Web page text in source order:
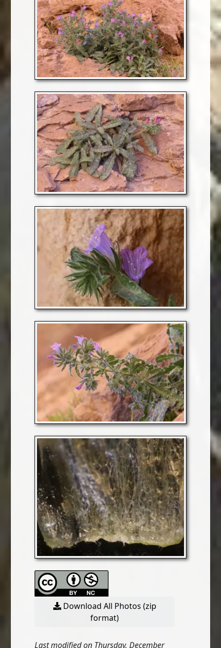
Download All Photos (zip
format)
Last modified on Thursday, December